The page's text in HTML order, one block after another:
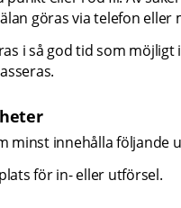
göras via telefon eller
i så god tid som möjligt
minst innehålla följande
för in- eller utförsel.